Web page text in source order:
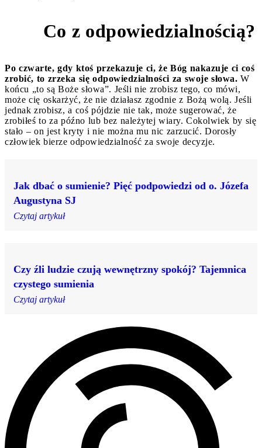
Co z odpowiedzialnością?
Po czwarte, gdy ktoś przekazuje ci, że Bóg nakazuje ci coś
zrobić, to zrzeka się odpowiedzialności za swoje słowa. W
końcu „to są Boże słowa”. Jeśli nie zrobisz tego, co mówi,
może cię oskarżyć, że nie działasz zgodnie z Bożą wolą. Jeśli
jednak zrobisz, a coś pójdzie nie tak, może sugerować, że
zrobiłeś to za późno lub bez należytej wiary. Cokolwiek by się
stało – on jest kryty i nie można mu nic zarzucić. Dorosły
człowiek bierze odpowiedzialność za swoje decyzje.
Jak dbać o sumienie? Pięć podpowiedzi od o. Józefa
Augustyna SJ
Czytaj artykuł
Czy źli ludzie czują wewnętrzny spokój? Tajemnica
czystego sumienia
Czytaj artykuł